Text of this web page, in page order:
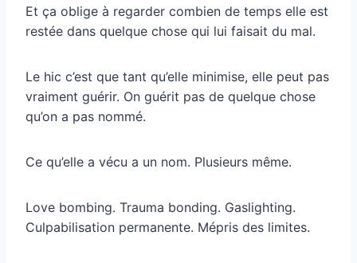
Et ça oblige à regarder combien de temps elle est
restée dans quelque chose qui lui faisait du mal.
Le hic c’est que tant qu’elle minimise, elle peut pas
vraiment guérir. On guérit pas de quelque chose
qu’on a pas nommé.
Ce qu’elle a vécu a un nom. Plusieurs même.
Love bombing. Trauma bonding. Gaslighting.
Culpabilisation permanente. Mépris des limites.